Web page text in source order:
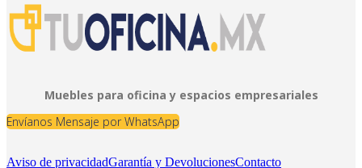
Muebles para oficina y espacios empresariales
Envíanos Mensaje por WhatsApp
Aviso de privacidadGarantía y DevolucionesContacto